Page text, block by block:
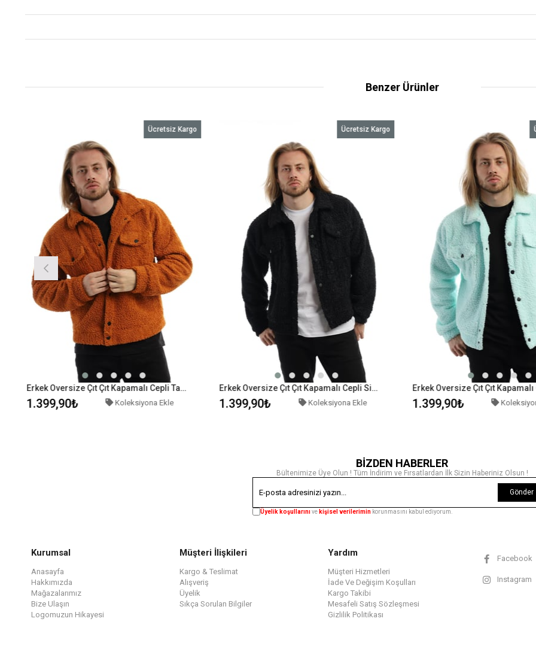
Benzer Ürünler
Erkek Oversize Çıt Çıt Kapamalı Cepli Tarçın Peluş Ceket
1.399,90₺ Koleksiyona Ekle
Ücretsiz Kargo
Erkek Oversize Çıt Çıt Kapamalı Cepli Siyah Peluş Ceket
1.399,90₺ Koleksiyona Ekle
Ücretsiz Kargo
1.399,90₺
BİZDEN HABERLER
Bültenimize Üye Olun ! Tüm İndirim ve Fırsatlardan İlk Sizin Haberiniz Olsun !
Gönder
Üyelik koşullarınıve kişisel verilerimin korunmasını kabul ediyorum.
Kurumsal
Anasayfa
Hakkımızda
Mağazalarımız
Bize Ulaşın
Logomuzun Hikayesi
Müşteri İlişkileri
Kargo & Teslimat
Alışveriş
Üyelik
Sıkça Sorulan Bilgiler
Yardım
Müşteri Hizmetleri
İade Ve Değişim Koşulları
Kargo Takibi
Mesafeli Satış Sözleşmesi
Gizlilik Politikası
Facebook
Instagram